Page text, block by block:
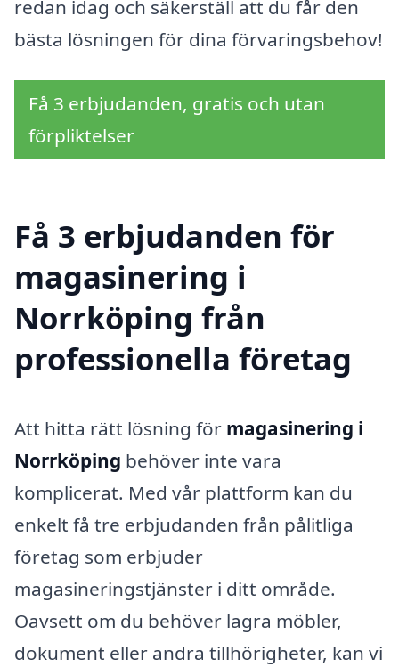
redan idag och säkerställ att du får den
bästa lösningen för dina förvaringsbehov!
Få 3 erbjudanden, gratis och utan
förpliktelser
Få 3 erbjudanden för
magasinering i
Norrköping från
professionella företag
Att hitta rätt lösning för magasinering i
Norrköping behöver inte vara
komplicerat. Med vår plattform kan du
enkelt få tre erbjudanden från pålitliga
företag som erbjuder
magasineringstjänster i ditt område.
Oavsett om du behöver lagra möbler,
dokument eller andra tillhörigheter, kan vi